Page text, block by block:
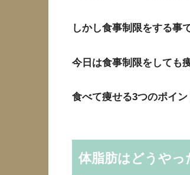
しかし食事制限をする事
今日は食事制限をしても
食べて痩せる3つのポイン
体脂肪はどうやっ